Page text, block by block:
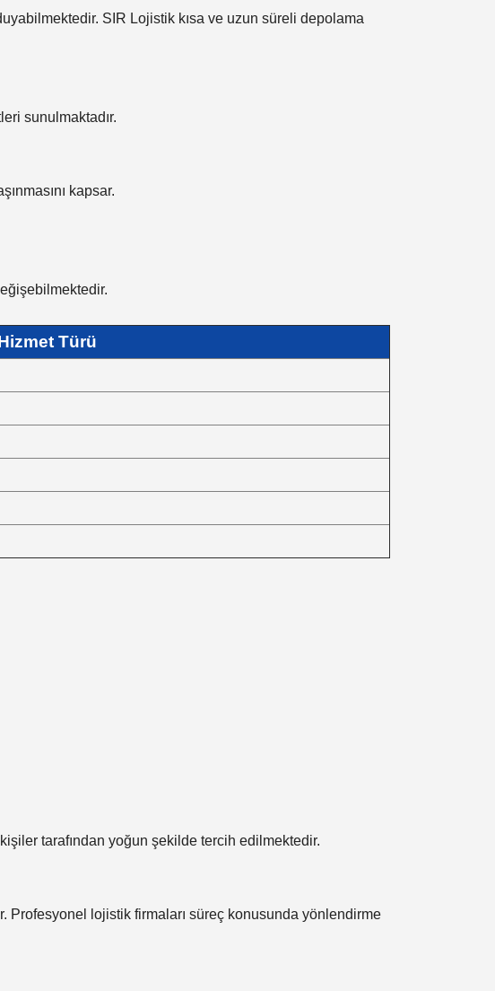
SIR Lojistik kısa ve uzun süreli depolama
sunulmaktadır.
kapsar.
Türü
tarafından yoğun şekilde tercih edilmektedir.
Profesyonel lojistik firmaları süreç konusunda yönlendirme